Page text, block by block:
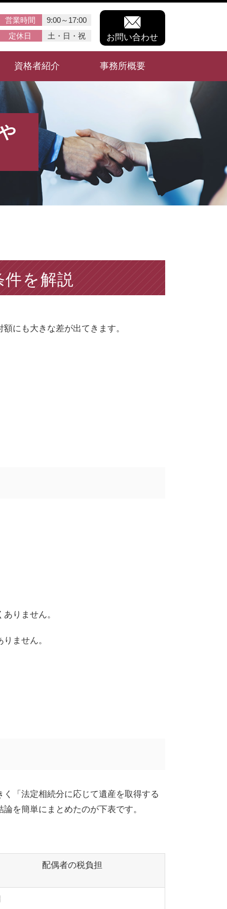
営業時間
9:00～17:00
定休日
土・日・祝 お問い合わせ
資格者紹介 事務所概要
件を解説
にも大きな差が出てきます。
りません。
ません。
「法定相続分に応じて遺産を取得する
を簡単にまとめたのが下表です。
配偶者の税負担